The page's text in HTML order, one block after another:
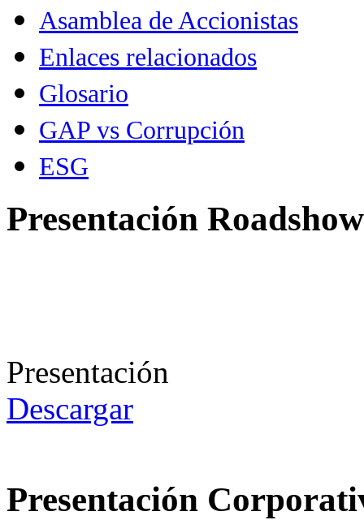
Asamblea de Accionistas
Enlaces relacionados
Glosario
GAP vs Corrupción
ESG
Presentación
Presentación
Descargar
Presentación